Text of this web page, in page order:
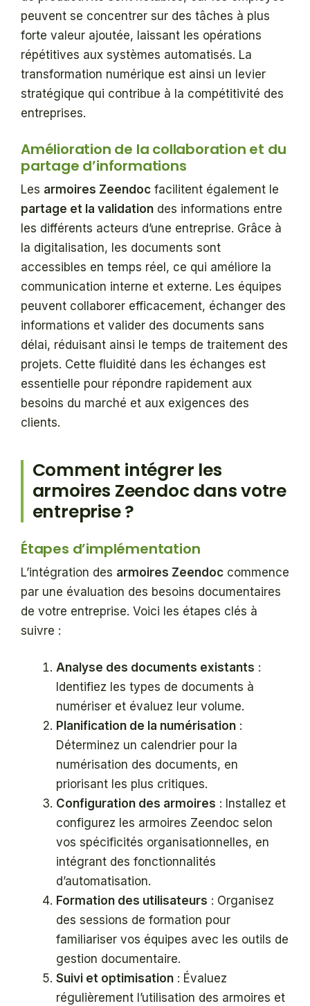
peuvent se concentrer sur des tâches à plus
forte valeur ajoutée, laissant les opérations
répétitives aux systèmes automatisés. La
transformation numérique est ainsi un levier
stratégique qui contribue à la compétitivité des
entreprises.
Amélioration de la collaboration et du
partage d’informations
Les armoires Zeendoc facilitent également le
partage et la validation des informations entre
les différents acteurs d’une entreprise. Grâce à
la digitalisation, les documents sont
accessibles en temps réel, ce qui améliore la
communication interne et externe. Les équipes
peuvent collaborer efficacement, échanger des
informations et valider des documents sans
délai, réduisant ainsi le temps de traitement des
projets. Cette fluidité dans les échanges est
essentielle pour répondre rapidement aux
besoins du marché et aux exigences des
clients.
Comment intégrer les
armoires Zeendoc dans votre
entreprise ?
Étapes d’implémentation
L’intégration des armoires Zeendoc commence
par une évaluation des besoins documentaires
de votre entreprise. Voici les étapes clés à
suivre :
Analyse des documents existants :
Identifiez les types de documents à
numériser et évaluez leur volume.
Planification de la numérisation :
Déterminez un calendrier pour la
numérisation des documents, en
priorisant les plus critiques.
Configuration des armoires : Installez et
configurez les armoires Zeendoc selon
vos spécificités organisationnelles, en
intégrant des fonctionnalités
d’automatisation.
Formation des utilisateurs : Organisez
des sessions de formation pour
familiariser vos équipes avec les outils de
gestion documentaire.
Suivi et optimisation : Évaluez
régulièrement l’utilisation des armoires et